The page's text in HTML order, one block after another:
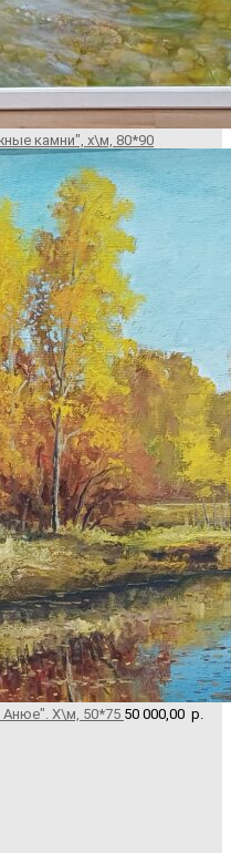
камни", х\м, 80*90
Анюе". Х\м, 50*75 50 000,00 р.